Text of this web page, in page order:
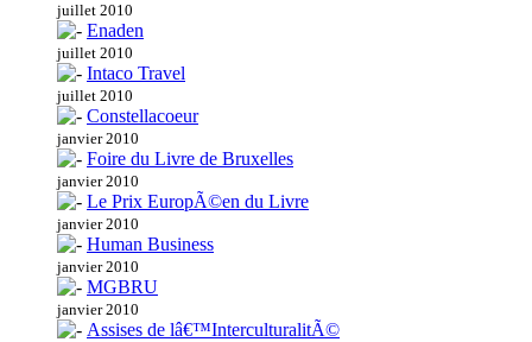
juillet 2010
Enaden
juillet 2010
Intaco Travel
juillet 2010
Constellacoeur
janvier 2010
Foire du Livre de Bruxelles
janvier 2010
Le Prix EuropÃ©en du Livre
janvier 2010
Human Business
janvier 2010
MGBRU
janvier 2010
Assises de lâ€™InterculturalitÃ©